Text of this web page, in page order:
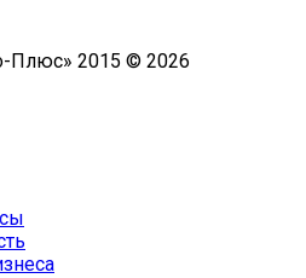
Плюс» 2015 © 2026